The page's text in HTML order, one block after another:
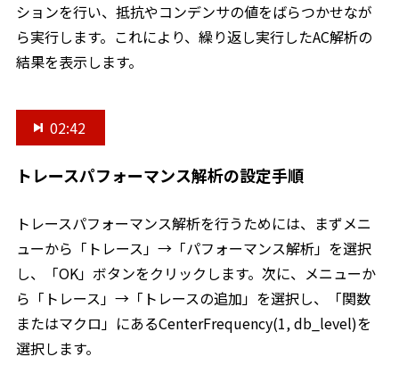
ションを行い、抵抗やコンデンサの値をばらつかせなが
ら実行します。これにより、繰り返し実行したAC解析の
結果を表示します。
02:42
トレースパフォーマンス解析の設定手順
トレースパフォーマンス解析を行うためには、まずメニ
ューから「トレース」→「パフォーマンス解析」を選択
し、「OK」ボタンをクリックします。次に、メニューか
ら「トレース」→「トレースの追加」を選択し、「関数
またはマクロ」にあるCenterFrequency(1, db_level)を
選択します。